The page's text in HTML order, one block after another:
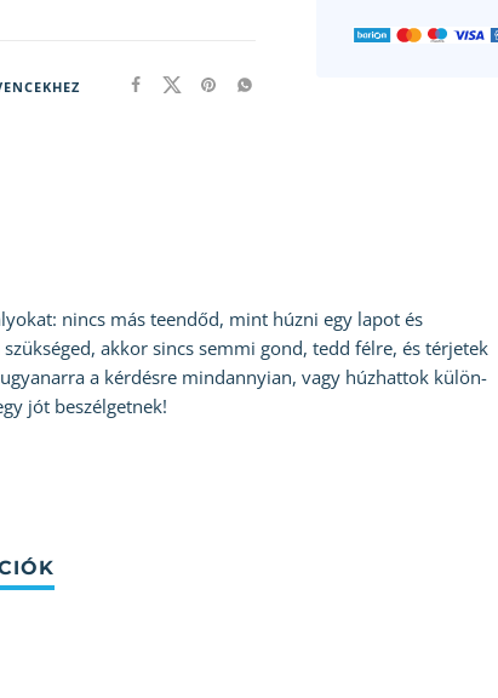
nincs más teendőd, mint húzni egy lapot és
akkor sincs semmi gond, tedd félre, és térjetek
a kérdésre mindannyian, vagy húzhattok külön-
jót beszélgetnek!